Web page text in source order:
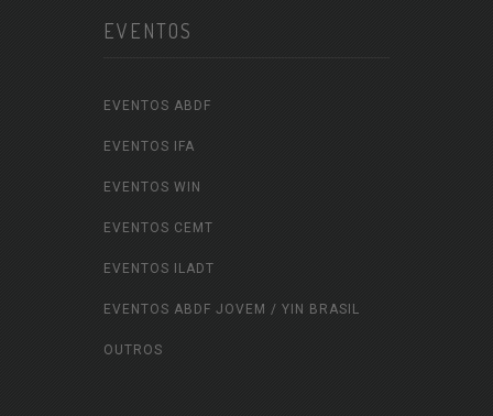
EVENTOS
EVENTOS ABDF
EVENTOS IFA
EVENTOS WIN
EVENTOS CEMT
EVENTOS ILADT
EVENTOS ABDF JOVEM / YIN BRASIL
OUTROS